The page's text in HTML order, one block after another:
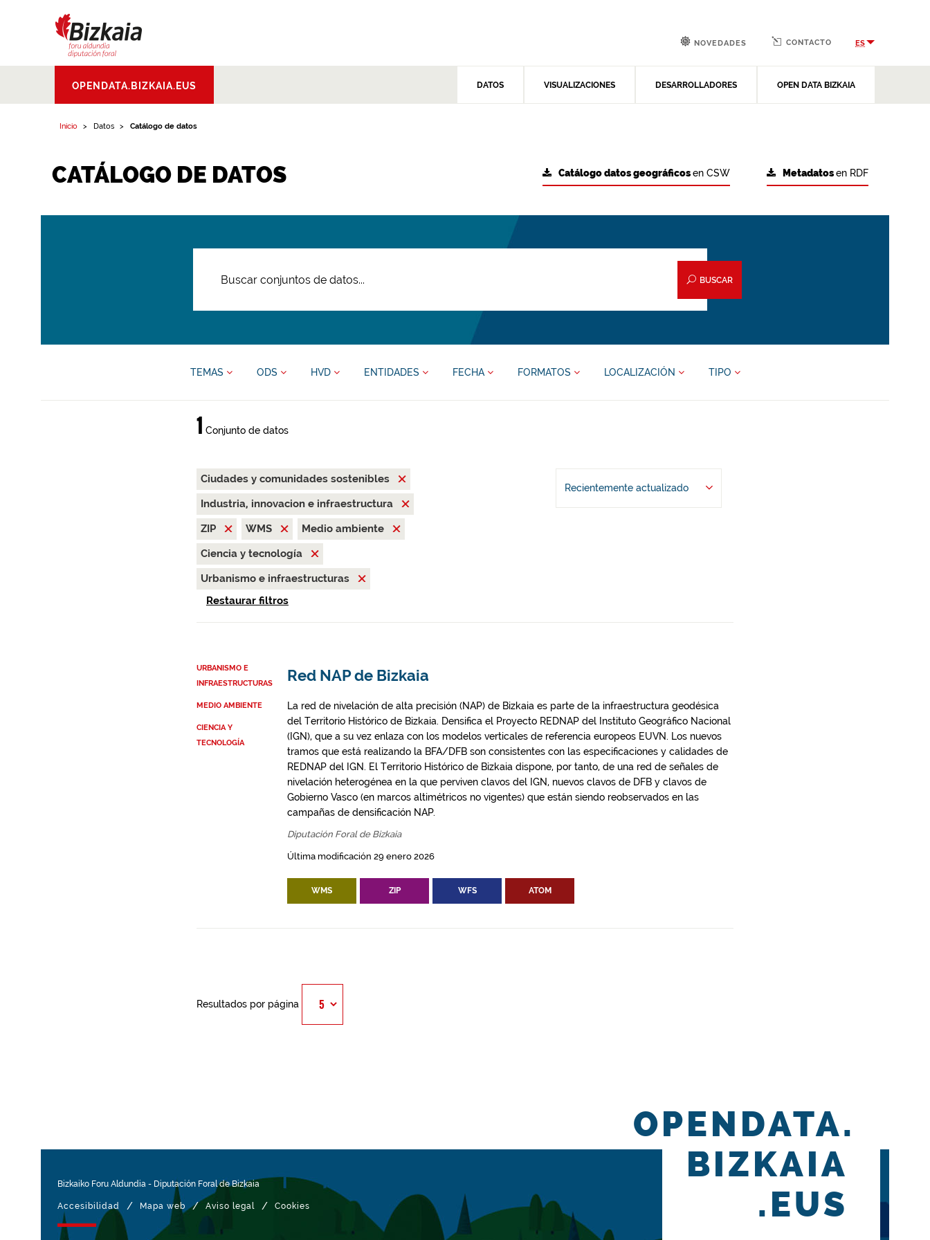
Aldundia.Diputacion
Foral de Bizkaia
OPENDATA.BIZKAIA.EUS DATOS VISUALIZACIONES DESARROLLADORES OPEN DATA BIZKAIA
NOVEDADES CONTACTO ES
Inicio Datos Catálogo de datos
CATÁLOGO DE DATOS Metadatosen RDF
Catálogo datos geográficosen CSW
BUSCAR
TEMAS ODS HVD ENTIDADES FECHA FORMATOS LOCALIZACIÓN TIPO
1 Conjunto de datos
Ciudades y comunidades sostenibles
Industria, innovacion e infraestructura
ZIP
WMS
Medio ambiente
Ciencia y tecnología
Urbanismo e infraestructuras
Restaurar filtros
Recientemente actualizado
URBANISMO E
INFRAESTRUCTURAS
MEDIO AMBIENTE
CIENCIA Y
TECNOLOGÍA
Red NAP de Bizkaia
La red de nivelación de alta precisión (NAP) de Bizkaia es parte de la infraestructura geodésica
del Territorio Histórico de Bizkaia. Densifica el Proyecto REDNAP del Instituto Geográfico Nacional
(IGN), que a su vez enlaza con los modelos verticales de referencia europeos EUVN. Los nuevos
tramos que está realizando la BFA/DFB son consistentes con las especificaciones y calidades de
REDNAP del IGN. El Territorio Histórico de Bizkaia dispone, por tanto, de una red de señales de
nivelación heterogénea en la que perviven clavos del IGN, nuevos clavos de DFB y clavos de
Gobierno Vasco (en marcos altimétricos no vigentes) que están siendo reobservados en las
campañas de densificación NAP.
Diputación Foral de Bizkaia
Última modificación 29 enero 2026
WMS ZIP WFS ATOM
Resultados por página
Bizkaiko Foru Aldundia - Diputación Foral de Bizkaia
Accesibilidad / Mapa web / Aviso legal / Cookies
OPENDATA.
BIZKAIA
.EUS